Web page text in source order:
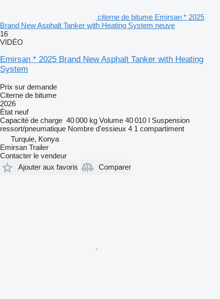
citerne de bitume Emirsan * 2025
Brand New Asphalt Tanker with Heating System neuve
16
VIDÉO
Emirsan * 2025 Brand New Asphalt Tanker with Heating
System
Prix sur demande
Citerne de bitume
2026
État neuf
Capacité de charge 40 000 kg Volume 40 010 l Suspension
ressort/pneumatique Nombre d'essieux 4 1 compartiment
Turquie, Konya
Emirsan Trailer
Contacter le vendeur
Ajouter aux favoris
Comparer